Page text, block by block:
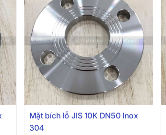
Mặt bích lỗ JIS 10K DN50 Inox
304